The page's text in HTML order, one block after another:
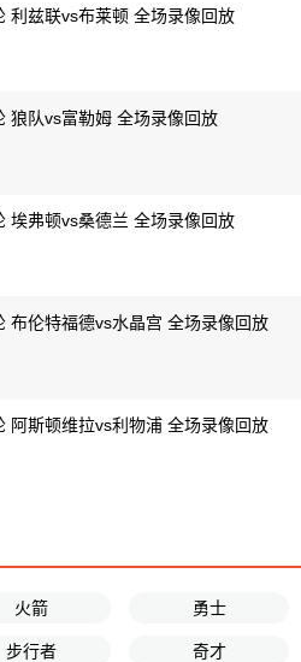
利兹联vs布莱顿 全场录像回放
狼队vs富勒姆 全场录像回放
埃弗顿vs桑德兰 全场录像回放
布伦特福德vs水晶宫 全场录像回放
阿斯顿维拉vs利物浦 全场录像回放
火箭 勇士
步行者 奇才